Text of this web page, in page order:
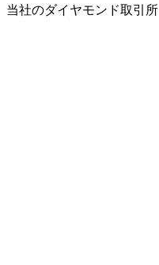
当社のダイヤモンド取引所